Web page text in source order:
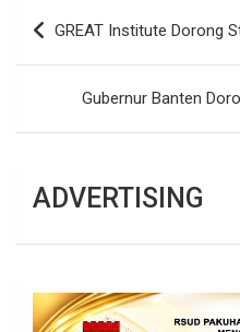
Navigasi
pos
GREAT Institute Dorong
Gubernur Banten
ADVERTISING